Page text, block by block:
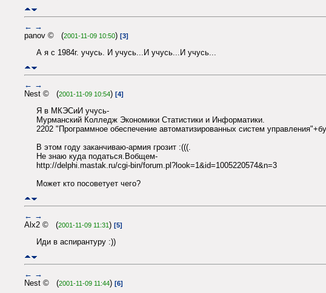
← →
panov © (2001-11-09 10:50) [3]
А я с 1984г. учусь. И учусь...И учусь...И учусь...
← →
Nest © (2001-11-09 10:54) [4]
Я в МКЭСиИ учусь-
Мурманский Колледж Экономики Статистики и Информатики.
2202 "Программное обеспечение автоматизированных систем
В этом году заканчиваю-армия грозит :(((.
Не знаю куда податься.Вобщем-
http://delphi.mastak.ru/cgi-bin/forum.pl?look=1&id=1005220574&n=3
Может кто посоветует чего?
← →
Alx2 © (2001-11-09 11:31) [5]
Иди в аспирантуру :))
← →
Nest © (2001-11-09 11:44) [6]